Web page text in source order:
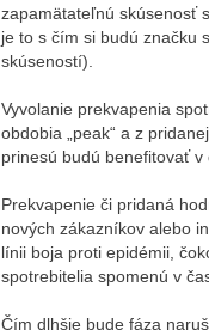
zapamätateľnú skúsenosť
je to s čím si budú značku
skúseností).
Vyvolanie prekvapenia
obdobia „peak“ a z
prinesú budú benefitovať v
Prekvapenie či pridaná
nových zákazníkov alebo
línii boja proti epidémii,
spotrebitelia spomenú v
Čím dlhšie bude fáza